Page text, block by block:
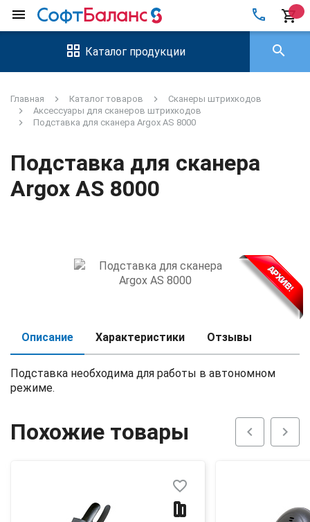
menu local_phone shopping_cart
Каталог продукции search
Главная Каталог товаров
Сканеры штрихкодов
Аксессуары для сканеров штрихкодов
Подставка для сканера Argox AS 8000
Подставка для сканера
Argox AS 8000
Описание Характеристики Отзывы
Подставка необходима для работы в автономном
режиме.
Похожие товары chevron_left chevron_right
favorite_border